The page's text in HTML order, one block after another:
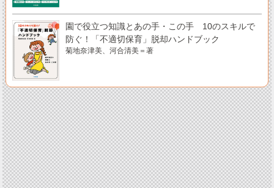
園で役立つ知識とあの手・この手 10のスキルで
防ぐ！「不適切保育」脱却ハンドブック
菊地奈津美、河合清美＝著